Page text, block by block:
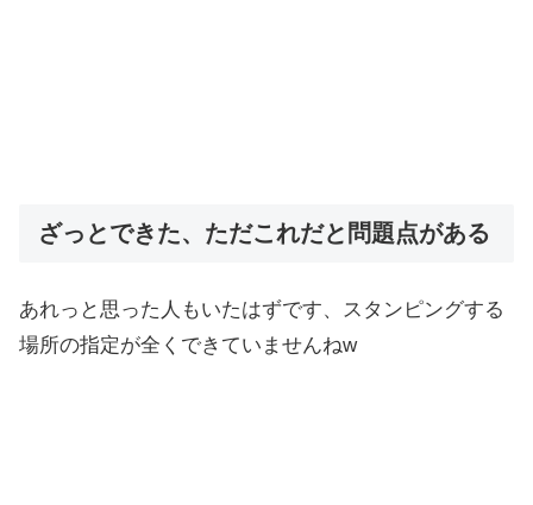
ざっとできた、ただこれだと問題点がある
あれっと思った人もいたはずです、スタンピングする
場所の指定が全くできていませんねw